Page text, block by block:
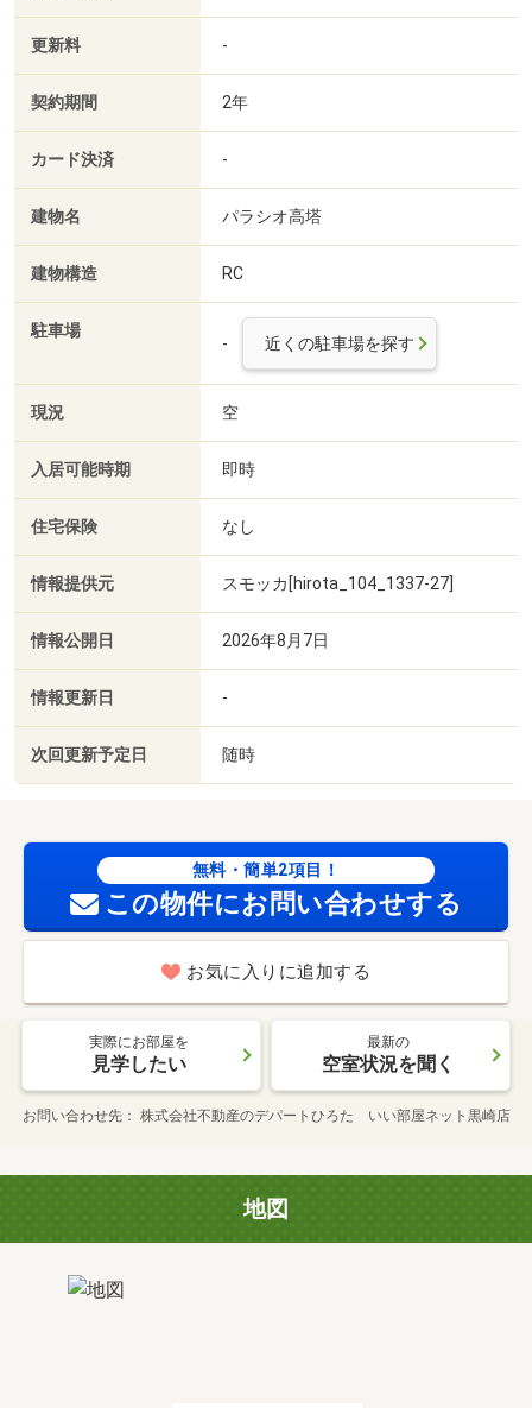
更新料 -
契約期間 2年
カード決済 -
建物名 パラシオ高塔
建物構造 RC
駐車場
- 近くの駐車場を探す
現況 空
入居可能時期 即時
住宅保険 なし
情報提供元 スモッカ[hirota_104_1337-27]
情報公開日 2026年8月7日
情報更新日 -
次回更新予定日 随時
無料・簡単2項目！
この物件にお問い合わせする
お気に入りに追加する
実際にお部屋を
見学したい
最新の
空室状況を聞く
お問い合わせ先 株式会社不動産のデパートひろた いい部屋ネット黒崎店
地図